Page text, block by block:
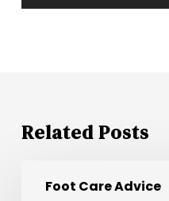
Related Posts
Foot Care Advice
Bentuk